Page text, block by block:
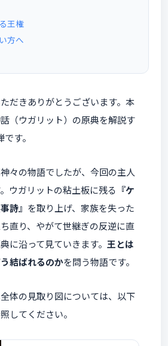
王権
方へ
だきありがとうございます。本
（ウガリット）の原典を解説す
す。
々の物語でしたが、今回の主人
ウガリットの粘土板に残る 『ケ
詩』 を取り上げ、家族を失った
直り、やがて世継ぎの反逆に直
に沿って見ていきます。 王とは
結ばれるのかを問う物語です。
体の見取り図については、以下
してください。